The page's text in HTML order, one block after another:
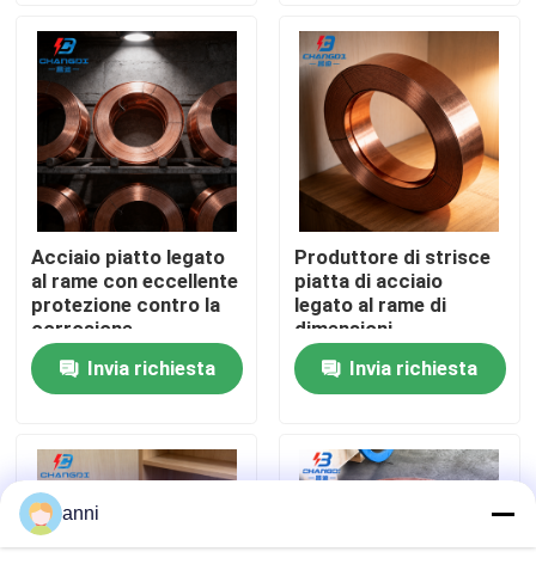
Chi siamo
Fatory Tour
Controllo di qualità
Contattaci
notizie
Tutti i casi
Richiedere un preventivo
Acciaio piatto legato
al rame con eccellente
protezione contro la
corrosione
Invia richiesta
Produttore di strisce
piatta di acciaio
legato al rame di
dimensioni
personalizzate
Invia richiesta
anni